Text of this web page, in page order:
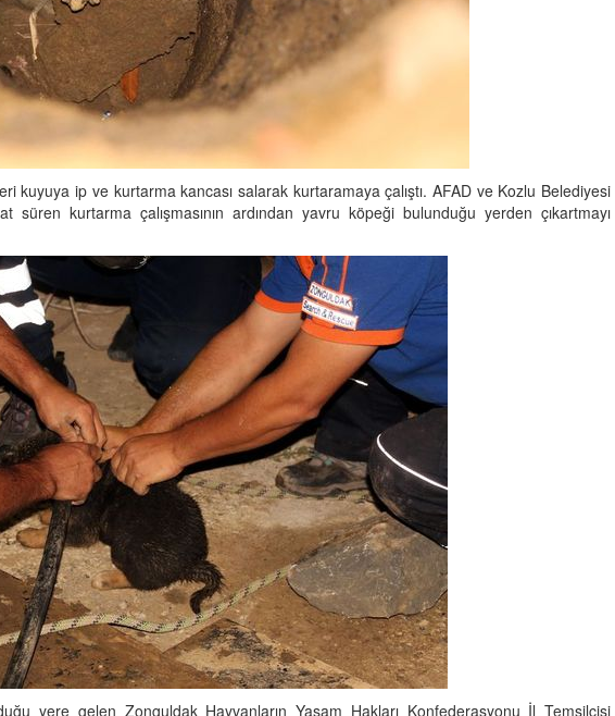
kuyuya ip ve kurtarma kancası salarak kurtaramaya çalıştı. AFAD ve Kozlu Belediyesi
süren kurtarma çalışmasının ardından yavru köpeği bulunduğu yerden çıkartmayı
yere gelen Zonguldak Hayvanların Yaşam Hakları Konfederasyonu İl Temsilcisi
Sağlığı: “Köpeklerde
Kulak İltihabı: Belirtileri ve
Yöntemleri”
19.10.2025
Kilo Problemleri:
Zayıflama Yöntemleri
15.10.2025
Oyun ve Eğitim: “Köpekler İçin
05.10.2025